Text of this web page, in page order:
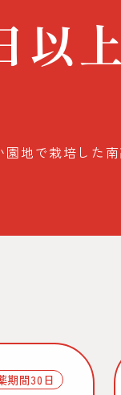
以上
地で栽培した
期間30日